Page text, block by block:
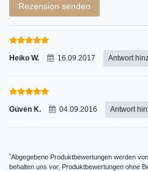
Rezension senden
Heiko W. 16.09.2017 Antwort
Güven K. 04.09.2016 Antwort
*Abgegebene Produktbewertungen werden
behalten uns vor, Produktbewertungen ohne